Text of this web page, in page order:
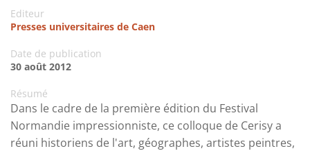
Editeur
Presses universitaires de Caen
Date de publication
30 août 2012
Résumé
Dans le cadre de la première édition du Festival
Normandie impressionniste, ce colloque de Cerisy a
réuni historiens de l'art, géographes, artistes peintres,